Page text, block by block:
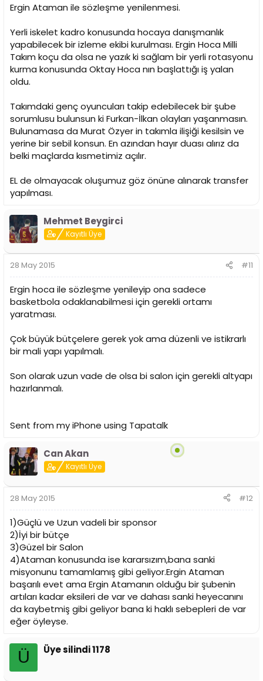
Ergin Ataman ile sözleşme yenilenmesi.
Yerli iskelet kadro konusunda hocaya danışmanlık
yapabilecek bir izleme ekibi kurulması. Ergin Hoca Milli
Takım koçu da olsa ne yazık ki sağlam bir yerli rotasyonu
kurma konusunda Oktay Hoca nın başlattığı iş yalan
oldu.
Takımdaki genç oyuncuları takip edebilecek bir şube
sorumlusu bulunsun ki Furkan-İlkan olayları yaşanmasın.
Bulunamasa da Murat Özyer in takımla ilişiği kesilsin ve
yerine bir sebil konsun. En azından hayır duası alırız da
belki maçlarda kısmetimiz açılır.
EL de olmayacak oluşumuz göz önüne alınarak transfer
yapılması.
Mehmet Beygirci
Kayıtlı Üye
28 May 2015 #11
Ergin hoca ile sözleşme yenileyip ona sadece
basketbola odaklanabilmesi için gerekli ortamı
yaratması.
Çok büyük bütçelere gerek yok ama düzenli ve istikrarlı
bir mali yapı yapılmalı.
Son olarak uzun vade de olsa bi salon için gerekli altyapı
hazırlanmalı.
Sent from my iPhone using Tapatalk
Can Akan
Kayıtlı Üye
28 May 2015 #12
1)Güçlü ve Uzun vadeli bir sponsor
2)İyi bir bütçe
3)Güzel bir Salon
4)Ataman konusunda ise kararsızım,bana sanki
misyonunu tamamlamış gibi geliyor.Ergin Ataman
başarılı evet ama Ergin Atamanın olduğu bir şubenin
artıları kadar eksileri de var ve dahası sanki heyecanını
da kaybetmiş gibi geliyor bana ki haklı sebepleri de var
eğer öyleyse.
Ü Üye silindi 1178